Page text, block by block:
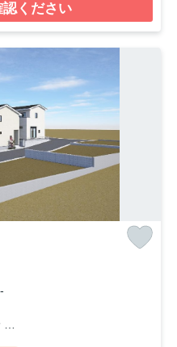
ください
-